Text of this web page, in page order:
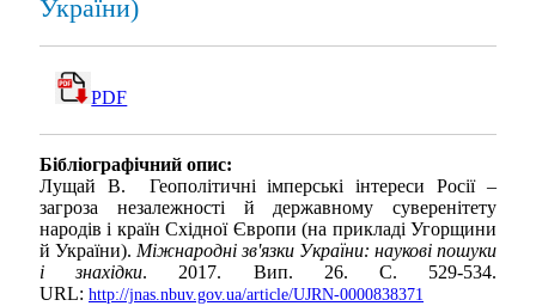
України)
PDF
Бібліографічний опис:
Лущай В. Геополітичні імперські інтереси Росії –
загроза незалежності й державному суверенітету
народів і країн Східної Європи (на прикладі Угорщини
й України). Міжнародні зв'язки України: наукові пошуки
і знахідки. 2017. Вип. 26. С. 529-534.
URL: http://jnas.nbuv.gov.ua/article/UJRN-0000838371